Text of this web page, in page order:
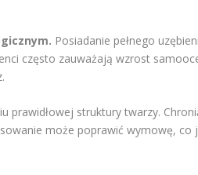
Posiadanie pełnego
często zauważają wzrost
prawidłowej struktury twarzy.
może poprawić wymowę, co